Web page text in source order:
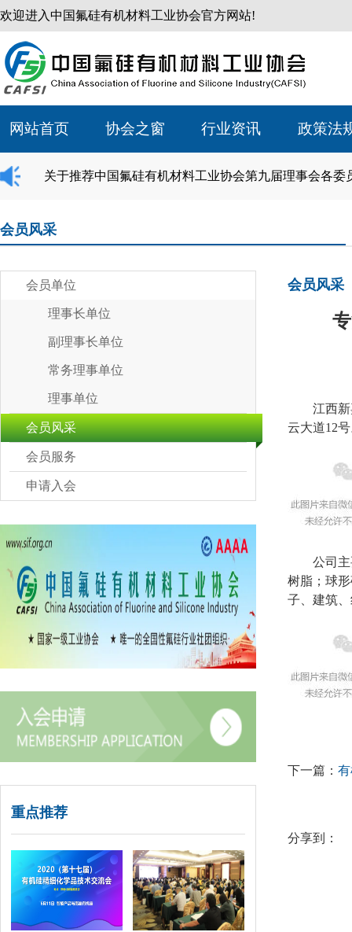
欢迎进入中国氟硅有机材料工业协会官方网站!
网站首页 协会之窗 行业资讯 政策法
关于推荐中国氟硅有机材料工业协会第九届理事会各委
会员风采
会员单位
理事长单位
副理事长单位
常务理事单位
理事单位
会员风采
会员服务
申请入会
重点推荐
会员风采
江西
云大道12
公司
树脂；球
子、建筑
下一篇：
分享到：